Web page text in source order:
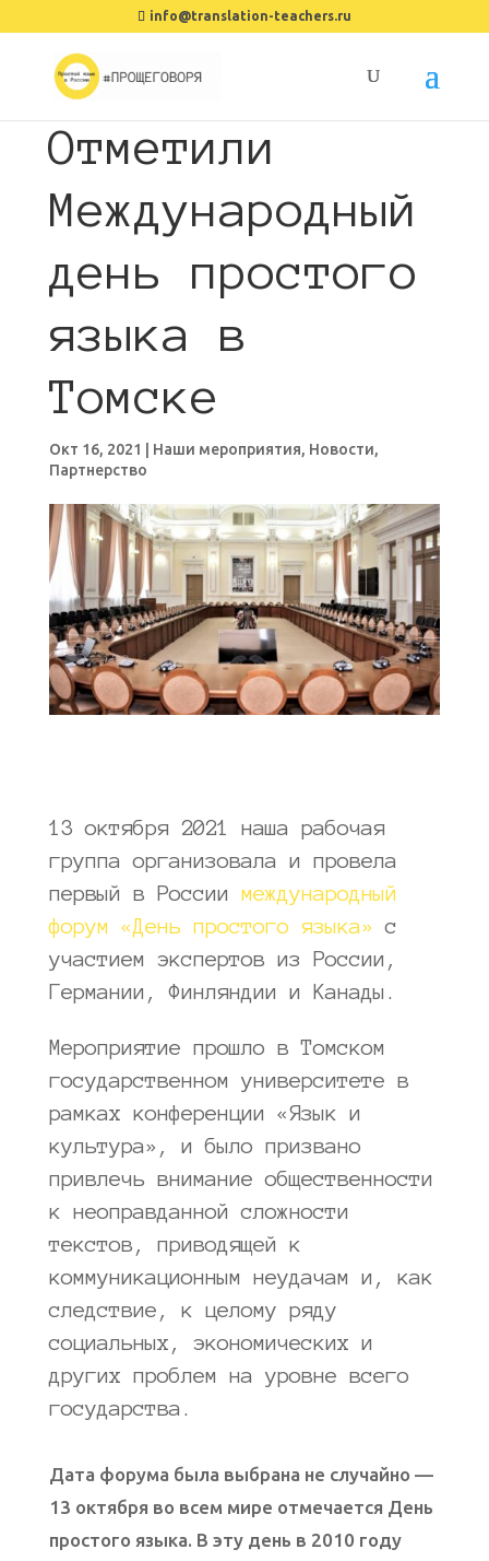
info@translation-teachers.ru
Отметили
Международный
день простого
языка в
Томске
Окт 16, 2021 Наши мероприятия, Новости,
Партнерство
13 октября 2021 наша рабочая
группа организовала и провела
первый в России международный
форум «День простого языка» с
участием экспертов из России,
Германии, Финляндии и Канады.
Мероприятие прошло в Томском
государственном университете в
рамках конференции «Язык и
культура», и было призвано
привлечь внимание общественности
к неоправданной сложности
текстов, приводящей к
коммуникационным неудачам и, как
следствие, к целому ряду
социальных, экономических и
других проблем на уровне всего
государства.
Дата форума была выбрана не случайно —
13 октября во всем мире отмечается День
простого языка. В эту день в 2010 году